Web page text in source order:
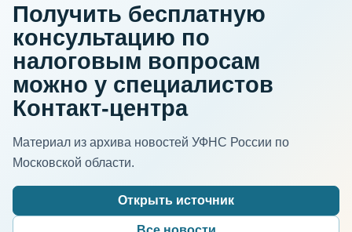
Получить бесплатную
консультацию по
налоговым вопросам
можно у специалистов
Контакт-центра
Материал из архива новостей УФНС России по
Московской области.
Открыть источник